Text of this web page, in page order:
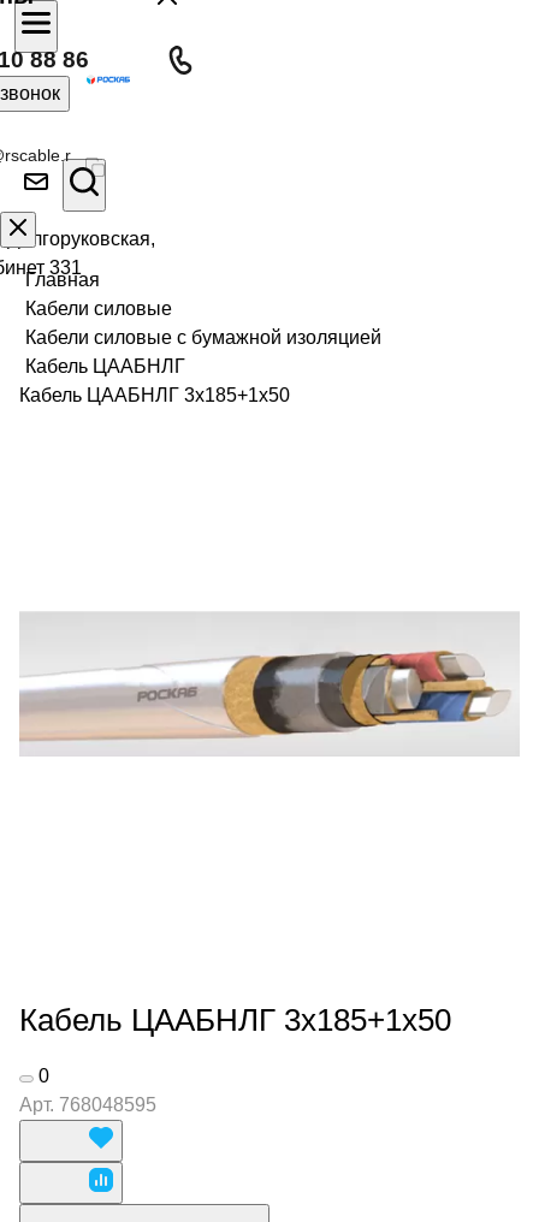
88 86
331
Главная
Кабели силовые
Кабели силовые с бумажной изоляцией
Кабель ЦААБНЛГ
Кабель ЦААБНЛГ 3х185+1х50
Кабель ЦААБНЛГ 3х185+1х50
0
Арт. 768048595